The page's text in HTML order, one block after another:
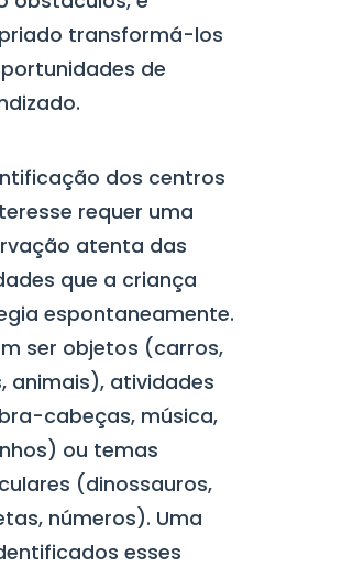
transformá-los
de
dos centros
requer uma
atenta das
que a criança
espontaneamente.
ser objetos (carros,
animais), atividades
cabeças, música,
ou temas
(dinossauros,
números). Uma
esses